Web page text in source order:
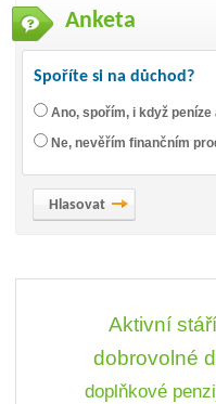
Anketa
Spoříte si na důchod?
Ano, spořím, i když
Ne, nevěřím finančním
Aktivní stáří
dobrovolné
doplňkové